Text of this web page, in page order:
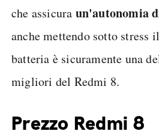
che assicura un'autonomia
anche mettendo sotto stress
batteria è sicuramente una
migliori del Redmi 8.
Prezzo Redmi 8